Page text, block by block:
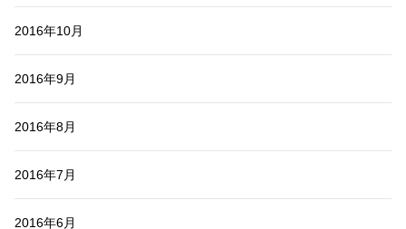
2016年10月
2016年9月
2016年8月
2016年7月
2016年6月